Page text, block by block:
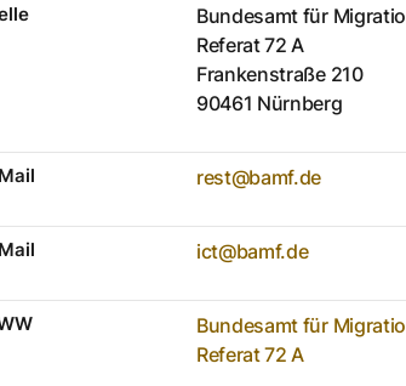
Bundesamt für
Referat 72 A
Frankenstraße 210
90461 Nürnberg
rest@bamf.de
ict@bamf.de
Bundesamt für
Referat 72 A